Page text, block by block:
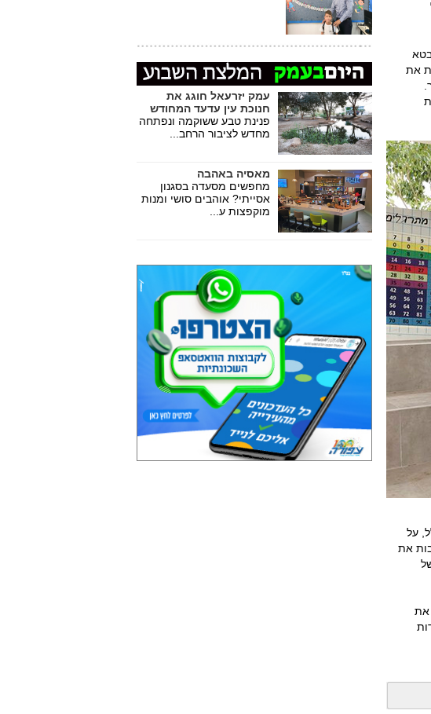
את
על
את
את
עמק יזרעאל חוגג את
חנוכת עין עדעד המחודש
פנינת טבע ששוקמה ונפתחה
מחדש לציבור הרחב...
מאסיה באהבה
מחפשים מסעדה בסגנון
אסייתי? אוהבים סושי ומנות
מוקפצות ע...